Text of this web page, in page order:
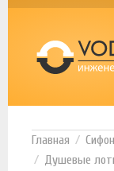
Душевые